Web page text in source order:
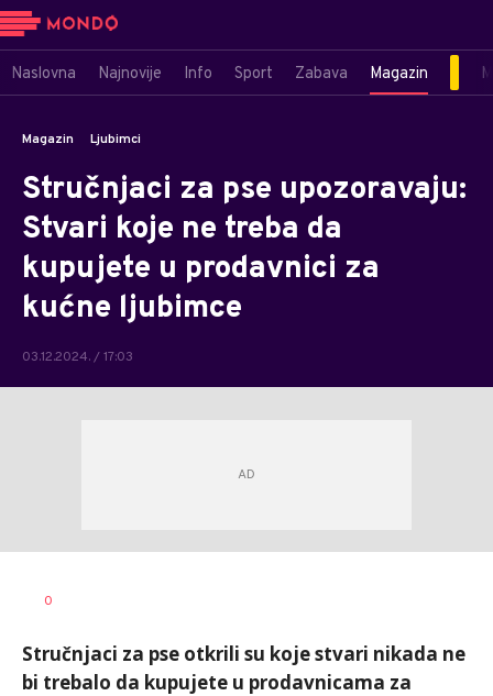
Naslovna Najnovije Info Sport Zabava Magazin
Magazin Ljubimci
Stručnjaci za pse upozoravaju:
Stvari koje ne treba da
kupujete u prodavnici za
kućne ljubimce
03.12.2024. / 17:03
AUTOR
0
Stručnjaci za pse otkrili su koje stvari nikada ne
bi trebalo da kupujete u prodavnicama za